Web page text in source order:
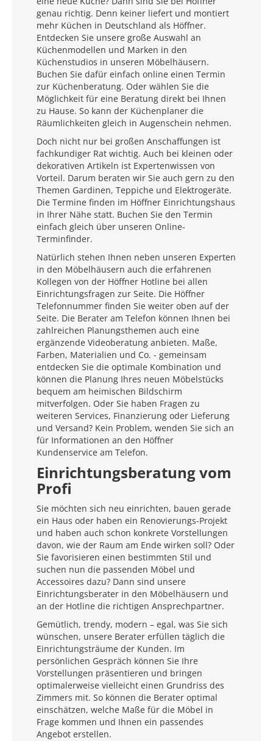
genau richtig. Denn keiner liefert und montiert
mehr Küchen in Deutschland als Höffner.
Entdecken Sie unsere große Auswahl an
Küchenmodellen und Marken in den
Küchenstudios in unseren Möbelhäusern.
Buchen Sie dafür einfach online einen Termin
zur Küchenberatung. Oder wählen Sie die
Möglichkeit für eine Beratung direkt bei Ihnen
zu Hause. So kann der Küchenplaner die
Räumlichkeiten gleich in Augenschein nehmen.
Doch nicht nur bei großen Anschaffungen ist
fachkundiger Rat wichtig. Auch bei kleinen oder
dekorativen Artikeln ist Expertenwissen von
Vorteil. Darum beraten wir Sie auch gern zu den
Themen Gardinen, Teppiche und Elektrogeräte.
Die Termine finden im Höffner Einrichtungshaus
in Ihrer Nähe statt. Buchen Sie den Termin
einfach gleich über unseren Online-
Terminfinder.
Natürlich stehen Ihnen neben unseren Experten
in den Möbelhäusern auch die erfahrenen
Kollegen von der Höffner Hotline bei allen
Einrichtungsfragen zur Seite. Die Höffner
Telefonnummer finden Sie weiter oben auf der
Seite. Die Berater am Telefon können Ihnen bei
zahlreichen Planungsthemen auch eine
ergänzende Videoberatung anbieten. Maße,
Farben, Materialien und Co. - gemeinsam
entdecken Sie die optimale Kombination und
können die Planung Ihres neuen Möbelstücks
bequem am heimischen Bildschirm
mitverfolgen. Oder Sie haben Fragen zu
weiteren Services, Finanzierung oder Lieferung
und Versand? Kein Problem, wenden Sie sich an
für Informationen an den Höffner
Kundenservice am Telefon.
Einrichtungsberatung vom
Profi
Sie möchten sich neu einrichten, bauen gerade
ein Haus oder haben ein Renovierungs-Projekt
und haben auch schon konkrete Vorstellungen
davon, wie der Raum am Ende wirken soll? Oder
Sie favorisieren einen bestimmten Stil und
suchen nun die passenden Möbel und
Accessoires dazu? Dann sind unsere
Einrichtungsberater in den Möbelhäusern und
an der Hotline die richtigen Ansprechpartner.
Gemütlich, trendy, modern – egal, was Sie sich
wünschen, unsere Berater erfüllen täglich die
Einrichtungsträume der Kunden. Im
persönlichen Gespräch können Sie Ihre
Vorstellungen präsentieren und bringen
optimalerweise vielleicht einen Grundriss des
Zimmers mit. So können die Berater optimal
einschätzen, welche Maße für die Möbel in
Frage kommen und Ihnen ein passendes
Angebot erstellen.